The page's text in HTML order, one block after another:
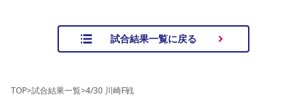
試合結果一覧に戻る
TOP>試合結果一覧>4/30 川崎F戦